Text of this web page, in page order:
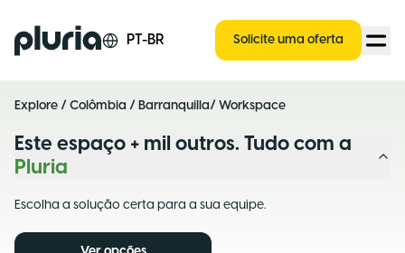
Logo Pluria PT-BR Solicite uma oferta
Explore / Colômbia / Barranquilla/ Workspace
Este espaço + mil outros. Tudo com a
Pluria
Escolha a solução certa para a sua equipe.